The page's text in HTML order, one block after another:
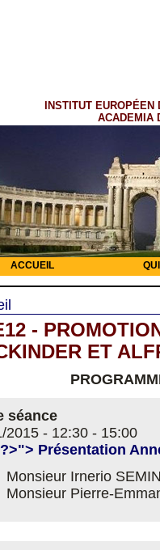
INSTITUT EUROPÉEN
ACADEMIA
ACCUEIL
-
ET
séance
2015 - 12:30 - 15:00
Présentation
Monsieur Irnerio
Monsieur Pierre-